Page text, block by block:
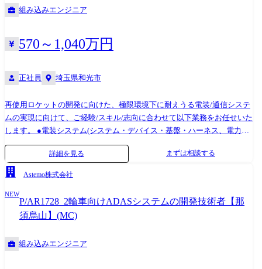
当しているチーム番号となります。 ・新製品開発工程における設計書の
時のサプライヤーへの対応なども含む)③ ・生産品から収集したデータの
統計的品質管理(事実情報から要因分析)③ └工場内の不良データ収集と分
品改廃・原価低減等)時、変更の妥当性をドキュメントや実機で検証・評
後に発生する品質問題(不具合など)の解決に向けた原因究明、関連部署へ
の対策推進を指示①② ・コラボレーション先(海外・国内)との連携、定
例会議の開催や連絡による相互理解と協業の促進② ●変更の範囲:会社の
ならず、お客様及び海外グループ会社、協業会社から寄せられるご意見
に対応しながら製品品質の確保と改善に携わっていただきます。当社の
ラストマンとして、お客様のために行動することを期待しております。
組み込みエンジニア
570～1,040万円
正社員 埼玉県和光市
再使用ロケットの開発に向けた、極限環境下に耐えうる電装/通信システ
ムの実現に向けて、ご経験/スキル/志向に合わせて以下業務をお任せいた
します。 ●電装システム(システム・デバイス・基盤・ハーネス、電力分
配器)の設計/解析/評価­ ●ロケットと地上局間通信のための無線通信シス
テム設計、高周波回路等の設計/解析/評価 ※社外の研究機関、関連企業
や社内の関連開発部門と協働していただきます ※専門性や適性、会社ニ
ます。 【開発ツール】 CR-5000、CATIA、Icepak、ANSYS EMC 等
詳細を見る まずは相談する
Astemo株式会社
NEW
P/AR1728_2輪車向けADASシステムの開発技術者【那
須烏山】(MC)
組み込みエンジニア